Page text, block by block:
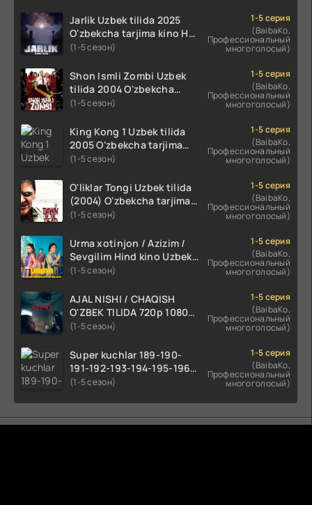
skachat
Jarlik Uzbek tilida 2025
O'zbekcha tarjima kino HD
skachat
(1-5 сезон)
1-5 серия
(BaibaKo,
Профессиональный
многоголосый)
Shon Ismli Zombi Uzbek
tilida 2004 O'zbekcha
tarjima kino HD skachat
(1-5 сезон)
1-5 серия
(BaibaKo,
Профессиональный
многоголосый)
King Kong 1 Uzbek tilida
2005 O'zbekcha tarjima
kino HD skachat
(1-5 сезон)
1-5 серия
(BaibaKo,
Профессиональный
многоголосый)
O'liklar Tongi Uzbek tilida
(2004) O'zbekcha tarjima
kino HD skachat
(1-5 сезон)
1-5 серия
(BaibaKo,
Профессиональный
многоголосый)
Urma xotinjon / Azizim /
Sevgilim Hind kino Uzbek
tilida 2022 O'zbekcha
(1-5 сезон)
1-5 серия
(BaibaKo,
Профессиональный
многоголосый)
AJAL NISHI / CHAQISH
O'ZBEK TILIDA 720p 1080p
Full HD (2024) Tarjima
(1-5 сезон)
1-5 серия
(BaibaKo,
Профессиональный
многоголосый)
Super kuchlar 189-190-
191-192-193-194-195-196-
197-198-199-200 Qism
tarjima seryal
(1-5 сезон)
1-5 серия
(BaibaKo,
Профессиональный
многоголосый)